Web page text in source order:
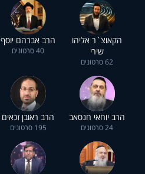
הקאוצ`ר אליהו
שירי
62 סרטונים
הרב אברהם יוסף
40 סרטונים
הרב יוחאי חנסאב
24 סרטונים
הרב ראובן זכאים
195 סרטונים